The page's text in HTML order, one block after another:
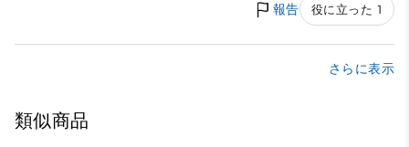
報告 役に立った 1
さらに表示
類似商品